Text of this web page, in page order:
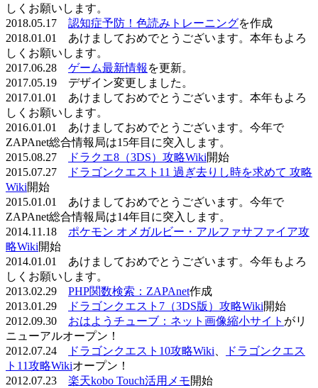
しくお願いします。
2018.05.17 認知症予防！色読みトレーニングを作成
2018.01.01 あけましておめでとうございます。本年もよろ
しくお願いします。
2017.06.28 ゲーム最新情報 を更新。
2017.05.19 デザイン変更しました。
2017.01.01 あけましておめでとうございます。本年もよろ
しくお願いします。
2016.01.01 あけましておめでとうございます。今年で
ZAPAnet総合情報局は15年目に突入します。
2015.08.27
ドラクエ8（3DS）攻略Wiki開始
2015.07.27
ドラゴンクエスト11 過ぎ去りし時を求めて 攻略
Wiki開始
2015.01.01 あけましておめでとうございます。今年で
ZAPAnet総合情報局は14年目に突入します。
2014.11.18 ポケモン オメガルビー・アルファサファイア攻
略Wiki開始
2014.01.01 あけましておめでとうございます。今年もよろ
しくお願いします。
2013.02.29 PHP関数検索：ZAPAnet作成
2013.01.29
ドラゴンクエスト7（3DS版）攻略Wiki開始
2012.09.30 おはようチューブ：ネット画像縮小サイト がリ
ニューアルオープン！
2012.07.24
ドラゴンクエスト10攻略Wiki
ドラゴンクエス
ト11攻略Wikiオープン！
2012.07.23 楽天kobo Touch活用メモ開始